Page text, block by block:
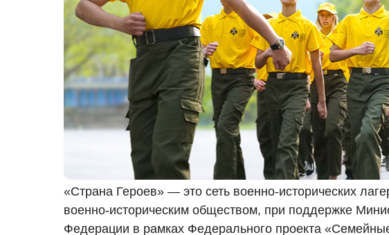
«Страна Героев» — это сеть военно-исторических
военно-историческим обществом, при поддержке
Федерации в рамках Федерального проекта